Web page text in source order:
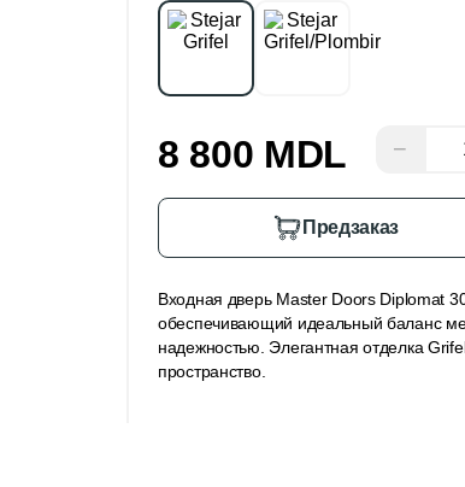
8 800 MDL −
Предзаказ
Входная дверь Master Doors Diplomat
обеспечивающий идеальный баланс
надежностью. Элегантная отделка
пространство.